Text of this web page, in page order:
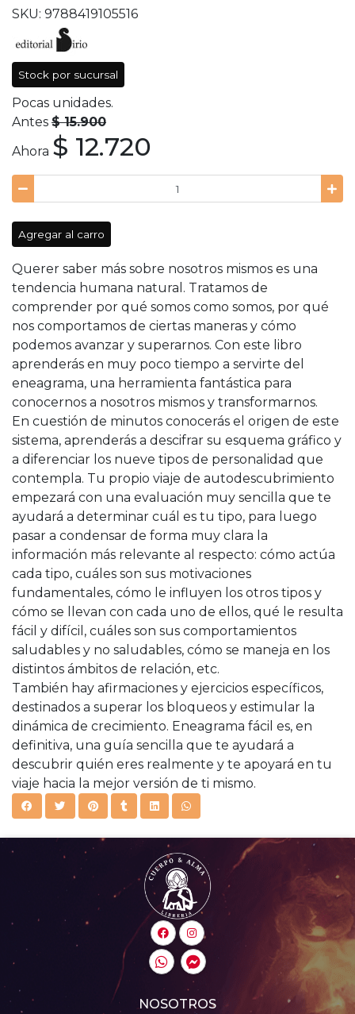
SKU: 9788419105516
Stock por sucursal
Pocas unidades.
Antes $ 15.900
Ahora $ 12.720
Agregar al carro
Querer saber más sobre nosotros mismos es una
tendencia humana natural. Tratamos de
comprender por qué somos como somos, por qué
nos comportamos de ciertas maneras y cómo
podemos avanzar y superarnos. Con este libro
aprenderás en muy poco tiempo a servirte del
eneagrama, una herramienta fantástica para
conocernos a nosotros mismos y transformarnos.
En cuestión de minutos conocerás el origen de este
sistema, aprenderás a descifrar su esquema gráfico y
a diferenciar los nueve tipos de personalidad que
contempla. Tu propio viaje de autodescubrimiento
empezará con una evaluación muy sencilla que te
ayudará a determinar cuál es tu tipo, para luego
pasar a condensar de forma muy clara la
información más relevante al respecto: cómo actúa
cada tipo, cuáles son sus motivaciones
fundamentales, cómo le influyen los otros tipos y
cómo se llevan con cada uno de ellos, qué le resulta
fácil y difícil, cuáles son sus comportamientos
saludables y no saludables, cómo se maneja en los
distintos ámbitos de relación, etc.
También hay afirmaciones y ejercicios específicos,
destinados a superar los bloqueos y estimular la
dinámica de crecimiento. Eneagrama fácil es, en
definitiva, una guía sencilla que te ayudará a
descubrir quién eres realmente y te apoyará en tu
viaje hacia la mejor versión de ti mismo.
NOSOTROS